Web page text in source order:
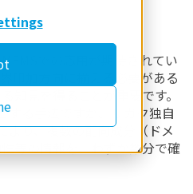
での応用が期待されてい
印加方向に揃える必要がある
知見を得ることが重要です。
する手法ですが、リガク独自
より、複数の配向成分（ドメ
等の情報を、わずか数分で確